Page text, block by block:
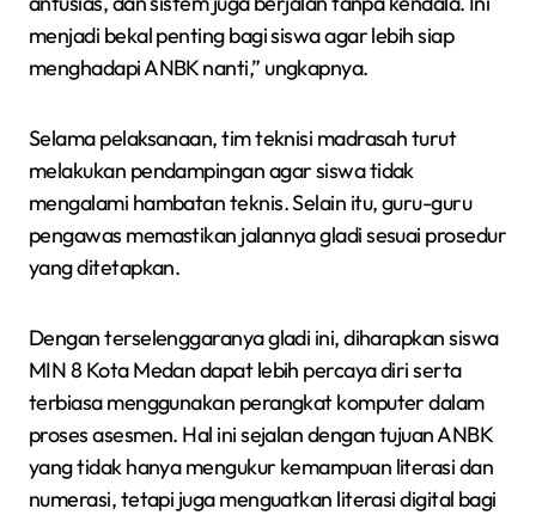
menjadi bekal penting bagi siswa agar lebih siap
menghadapi ANBK nanti,” ungkapnya.
Selama pelaksanaan, tim teknisi madrasah turut
melakukan pendampingan agar siswa tidak
mengalami hambatan teknis. Selain itu, guru-guru
pengawas memastikan jalannya gladi sesuai prosedur
yang ditetapkan.
Dengan terselenggaranya gladi ini, diharapkan siswa
MIN 8 Kota Medan dapat lebih percaya diri serta
terbiasa menggunakan perangkat komputer dalam
proses asesmen. Hal ini sejalan dengan tujuan ANBK
yang tidak hanya mengukur kemampuan literasi dan
numerasi, tetapi juga menguatkan literasi digital bagi